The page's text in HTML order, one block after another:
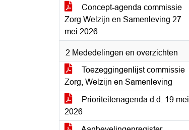
Concept-agenda commissie
Zorg Welzijn en Samenleving 27
mei 2026
2 Mededelingen en overzichten
Toezeggingenlijst commissie
Zorg, Welzijn en Samenleving
Prioriteitenagenda d.d. 19 mei
2026